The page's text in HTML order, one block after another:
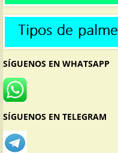
SÍGUENOS EN WHATSAPP
SÍGUENOS EN TELEGRAM